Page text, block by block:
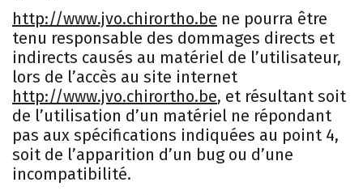
http://www.jvo.chirortho.be ne pourra être
tenu responsable des dommages directs et
indirects causés au matériel de l’utilisateur,
lors de l’accès au site internet
http://www.jvo.chirortho.be, et résultant soit
de l’utilisation d’un matériel ne répondant
pas aux spécifications indiquées au point 4,
soit de l’apparition d’un bug ou d’une
incompatibilité.